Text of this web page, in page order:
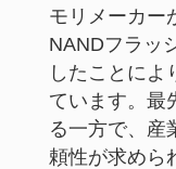
モリメーカー
NANDフラッ
したことによ
ています。最
る一方で、産
頼性が求めら